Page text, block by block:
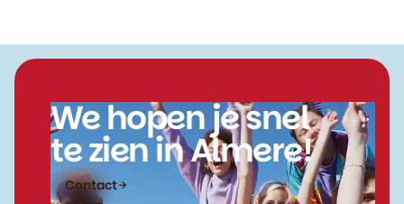
We hopen je snel
te zien in Almere!
Contact